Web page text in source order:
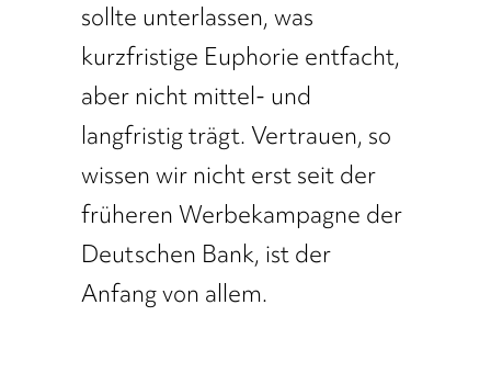
sollte unterlassen, was
kurzfristige Euphorie entfacht,
aber nicht mittel- und
langfristig trägt. Vertrauen, so
wissen wir nicht erst seit der
früheren Werbekampagne der
Deutschen Bank, ist der
Anfang von allem.